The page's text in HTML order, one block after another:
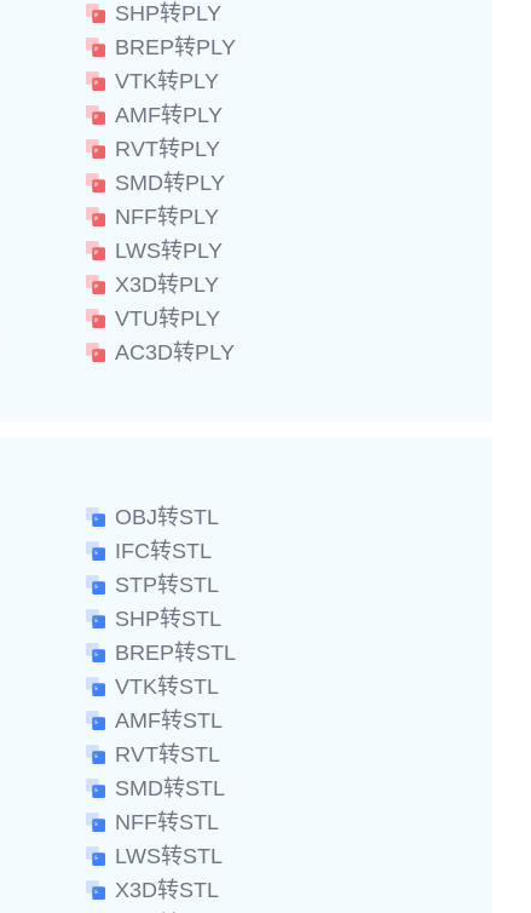
SHP转PLY
BREP转PLY
VTK转PLY
AMF转PLY
RVT转PLY
SMD转PLY
NFF转PLY
LWS转PLY
X3D转PLY
VTU转PLY
AC3D转PLY
OBJ转STL
IFC转STL
STP转STL
SHP转STL
BREP转STL
VTK转STL
AMF转STL
RVT转STL
SMD转STL
NFF转STL
LWS转STL
X3D转STL